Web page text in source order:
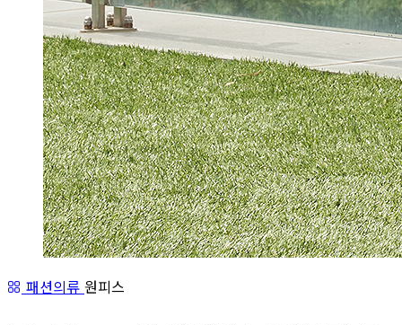
패션의류 원피스